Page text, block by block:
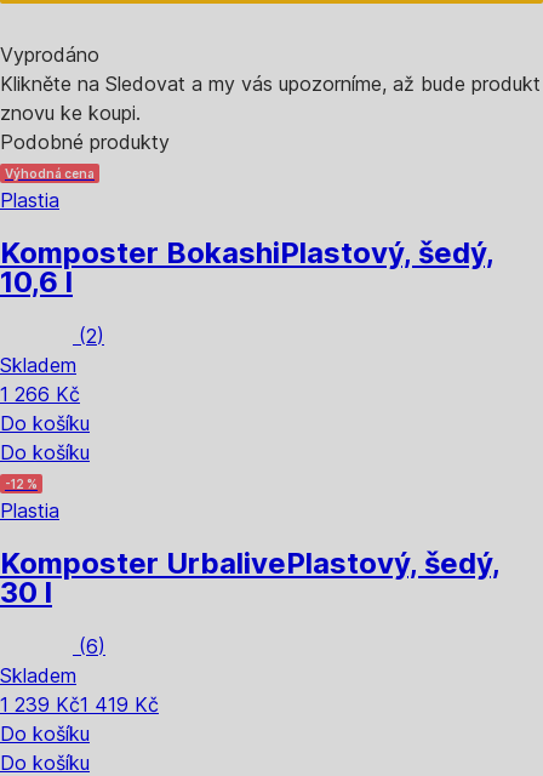
Vyprodáno
Klikněte na Sledovat a my vás upozorníme, až bude produkt
znovu ke koupi.
Podobné produkty
Výhodná cena
Plastia
Komposter BokashiPlastový, šedý,
10,6 l
(2)
Skladem
1 266 Kč
Do košíku
Do košíku
-12 %
Plastia
Komposter UrbalivePlastový, šedý,
30 l
(6)
Skladem
1 239 Kč1 419 Kč
Do košíku
Do košíku